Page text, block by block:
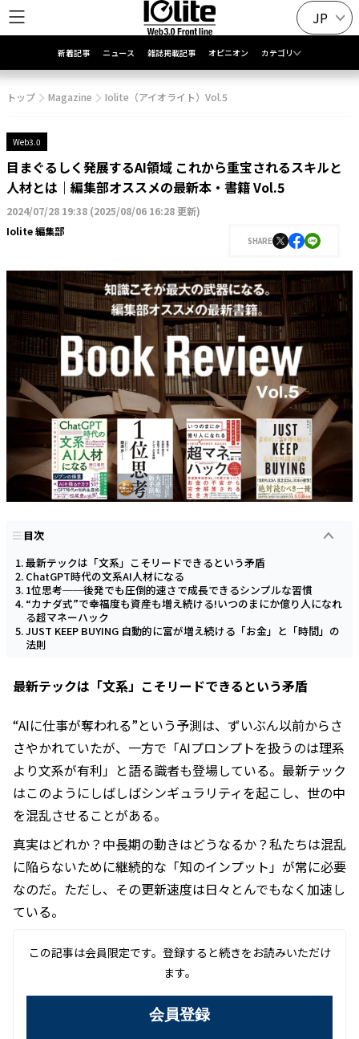
JP
新着記事 ニュース 雑誌掲載記事 オピニオン カテゴリ
トップ Magazine Iolite（アイオライト）Vol.5
Web3.0
目まぐるしく発展するAI領域 これから重宝されるスキルと
人材とは｜編集部オススメの最新本・書籍 Vol.5
2024/07/28 19:38 (2025/08/06 16:28 更新)
Iolite 編集部
SHARE
目次
最新テックは「文系」こそリードできるという矛盾
ChatGPT時代の文系AI人材になる
1位思考──後発でも圧倒的速さで成長できるシンプルな習慣
“カナダ式”で幸福度も資産も増え続ける!いつのまにか億り人になれ
る超マネーハック
JUST KEEP BUYING 自動的に富が増え続ける「お金」と「時間」の
法則
最新テックは「文系」こそリードできるという矛盾
“AIに仕事が奪われる”という予測は、ずいぶん以前からさ
さやかれていたが、一方で「AIプロンプトを扱うのは理系
より文系が有利」と語る識者も登場している。最新テック
はこのようにしばしばシンギュラリティを起こし、世の中
を混乱させることがある。
真実はどれか？中長期の動きはどうなるか？私たちは混乱
に陥らないために継続的な「知のインプット」が常に必要
なのだ。ただし、その更新速度は日々とんでもなく加速し
ている。
この記事は会員限定です。登録すると続きをお読みいただけ
ます。
会員登録